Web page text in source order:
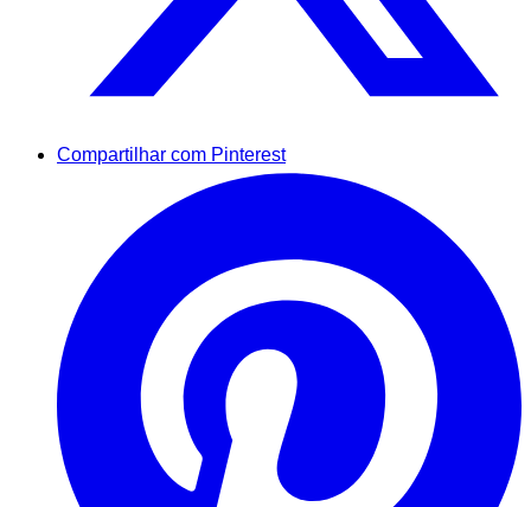
Compartilhar com Pinterest